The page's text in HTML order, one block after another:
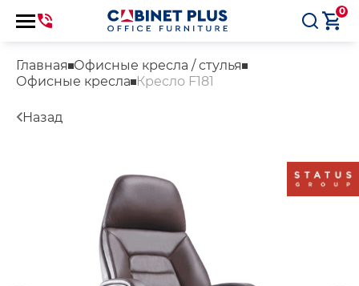
0
Главная Офисные кресла / стулья
Офисные кресла Кресло F181
Назад